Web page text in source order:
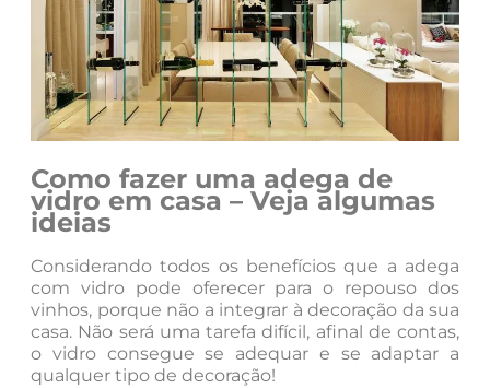
Como fazer uma adega de
vidro em casa – Veja algumas
ideias
Considerando todos os benefícios que a adega
com vidro pode oferecer para o repouso dos
vinhos, porque não a integrar à decoração da sua
casa. Não será uma tarefa difícil, afinal de contas,
o vidro consegue se adequar e se adaptar a
qualquer tipo de decoração!